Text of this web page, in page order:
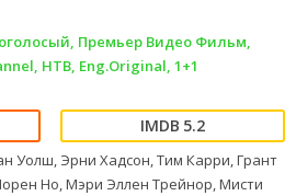
Премьер Видео Фильм,
НТВ, Eng.Original, 1+1
5.2
Уолш, Эрни Хадсон, Тим Карри, Грант
Но, Мэри Эллен Трейнор, Мисти